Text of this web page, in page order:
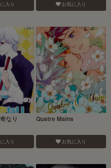
入り お気に入り
なり
入り
Quatre Mains
お気に入り